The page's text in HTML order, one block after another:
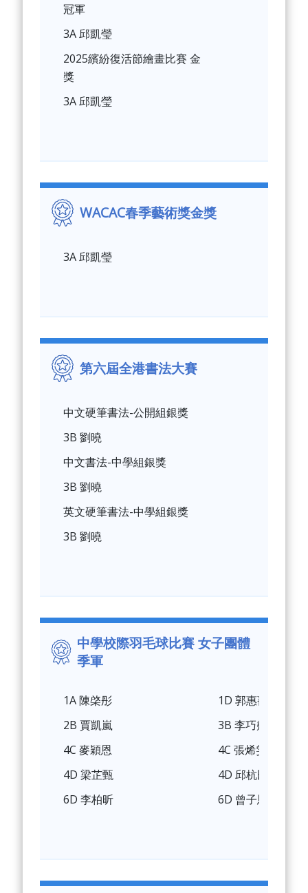
冠軍
3A 邱凱瑩
2025繽紛復活節繪畫比賽 金
獎
3A 邱凱瑩
WACAC春季藝術獎金獎
3A 邱凱瑩
第六屆全港書法大賽
中文硬筆書法-公開組銀獎
3B 劉曉
中文書法-中學組銀獎
3B 劉曉
英文硬筆書法-中學組銀獎
3B 劉曉
中學校際羽毛球比賽 女子團體
季軍
1A 陳棨彤
1D 郭惠蕎
2B 賈凱嵐
3B 李巧翹
4C 麥穎恩
4C 張烯雯
4D 梁芷甄
4D 邱杭田
6D 李柏昕
6D 曾子恩